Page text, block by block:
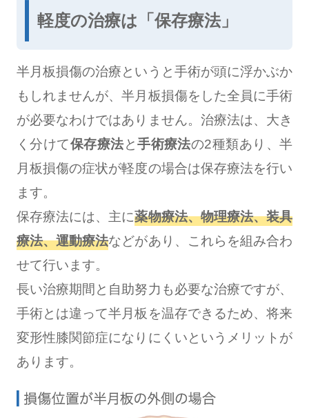
軽度の治療は「保存療法」
半月板損傷の治療というと手術が頭に浮かぶか
もしれませんが、半月板損傷をした全員に手術
が必要なわけではありません。治療法は、大き
く分けて保存療法と手術療法の2種類あり、半
月板損傷の症状が軽度の場合は保存療法を行い
ます。
保存療法には、主に薬物療法、物理療法、装具
療法、運動療法などがあり、これらを組み合わ
せて行います。
長い治療期間と自助努力も必要な治療ですが、
手術とは違って半月板を温存できるため、将来
変形性膝関節症になりにくいというメリットが
あります。